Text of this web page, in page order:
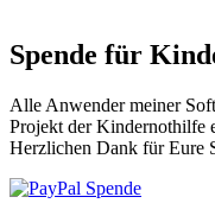
Spende für
Alle Anwender meiner
Projekt der Kindernothilfe
Herzlichen Dank für Eure